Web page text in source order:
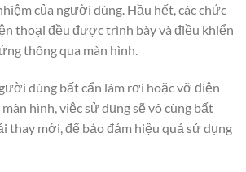
của người dùng. Hầu hết, các chức
thoại đều được trình bày và điều khiển
thông qua màn hình.
dùng bất cẩn làm rơi hoặc vỡ điện
hình, việc sử dụng sẽ vô cùng bất
thay mới, để bảo đảm hiệu quả sử dụng